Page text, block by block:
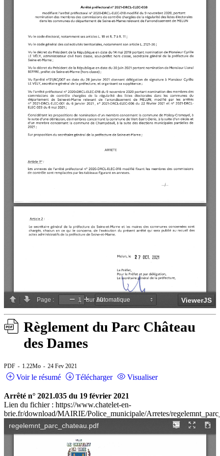
Règlement du Parc Château
des Dames
PDF 1.22Mo 24 Fev 2021
Voir le résumé Télécharger Visualiser
Arrêté n° 2021.035 du 19 février 2021
Lien du fichier : https://www.chatelet-en-
brie.fr/download/MAIRIE/Police_municipale/Arretes/